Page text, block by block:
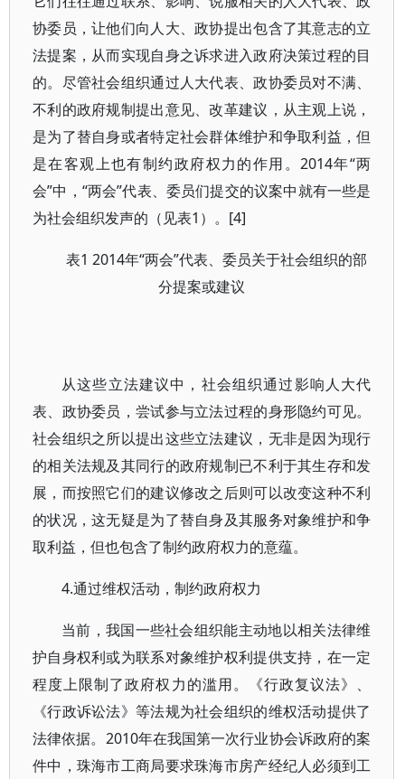
协委员，让他们向人大、政协提出包含了其意志的立
法提案，从而实现自身之诉求进入政府决策过程的目
的。尽管社会组织通过人大代表、政协委员对不满、
不利的政府规制提出意见、改革建议，从主观上说，
是为了替自身或者特定社会群体维护和争取利益，但
是在客观上也有制约政府权力的作用。2014年“两
会”中，“两会”代表、委员们提交的议案中就有一些是
为社会组织发声的（见表1）。[4]
表1 2014年“两会”代表、委员关于社会组织的部
分提案或建议
从这些立法建议中，社会组织通过影响人大代
表、政协委员，尝试参与立法过程的身形隐约可见。
社会组织之所以提出这些立法建议，无非是因为现行
的相关法规及其同行的政府规制已不利于其生存和发
展，而按照它们的建议修改之后则可以改变这种不利
的状况，这无疑是为了替自身及其服务对象维护和争
取利益，但也包含了制约政府权力的意蕴。
4.通过维权活动，制约政府权力
当前，我国一些社会组织能主动地以相关法律维
护自身权利或为联系对象维护权利提供支持，在一定
程度上限制了政府权力的滥用。《行政复议法》、
《行政诉讼法》等法规为社会组织的维权活动提供了
法律依据。2010年在我国第一次行业协会诉政府的案
件中，珠海市工商局要求珠海市房产经纪人必须到工